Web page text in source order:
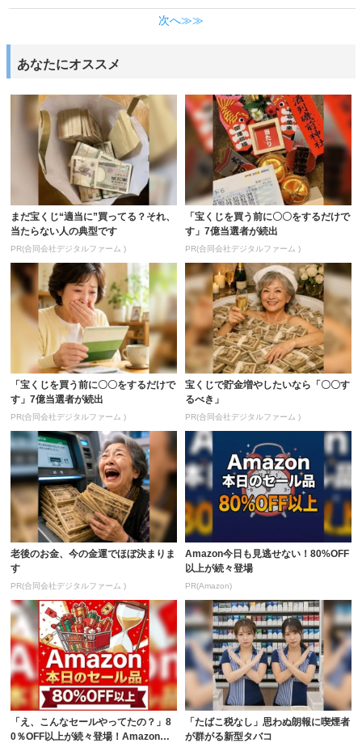
次へ≫≫
あなたにオススメ
まだ宝くじ“適当に”買ってる？それ、
当たらない人の典型です
PR(合同会社デジタルファーム )
「宝くじを買う前に〇〇をするだけで
す」7億当選者が続出
PR(合同会社デジタルファーム )
「宝くじを買う前に〇〇をするだけで
す」7億当選者が続出
PR(合同会社デジタルファーム )
宝くじで貯金増やしたいなら「〇〇す
るべき」
PR(合同会社デジタルファーム )
老後のお金、今の金運でほぼ決まりま
す
PR(合同会社デジタルファーム )
Amazon今日も見逃せない！80%OFF
以上が続々登場
PR(Amazon)
「え、こんなセールやってたの？」8
0％OFF以上が続々登場！Amazonの
「たばこ税なし」思わぬ朗報に喫煙者
が群がる新型タバコ